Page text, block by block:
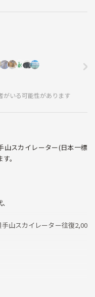
がいる可能性があります
山スカイレーター(日本一標
。
山スカイレーター往復2,00